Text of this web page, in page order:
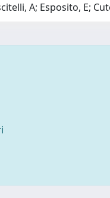
A; Esposito, E;